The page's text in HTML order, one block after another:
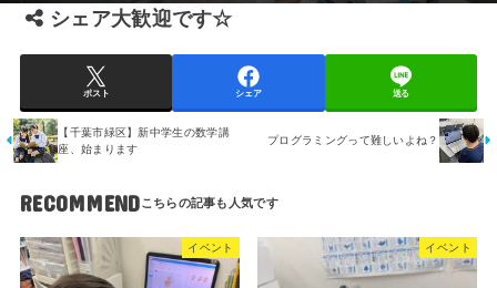
シェア大歓迎です☆
ポスト シェア 送る
【千葉市緑区】新中学生の数学講
座、始まります
プログラミングって難しいよね？
RECOMMEND
イベント イベント